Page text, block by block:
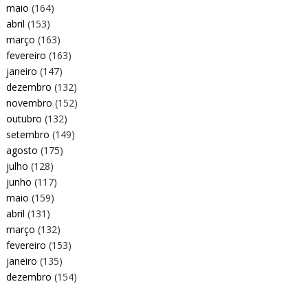
maio (164)
abril (153)
março (163)
fevereiro (163)
janeiro (147)
dezembro (132)
novembro (152)
outubro (132)
setembro (149)
agosto (175)
julho (128)
junho (117)
maio (159)
abril (131)
março (132)
fevereiro (153)
janeiro (135)
dezembro (154)